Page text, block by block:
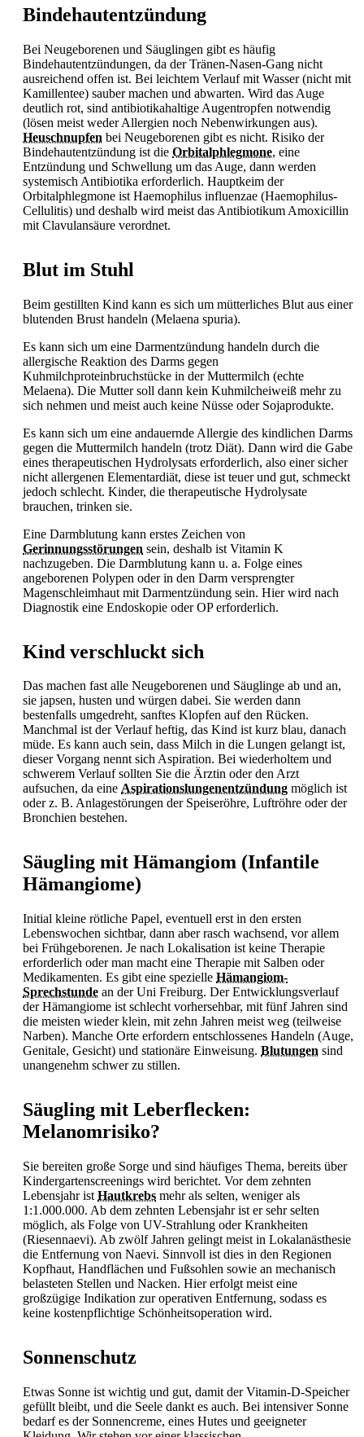
Bindehautentzündung
Bei Neugeborenen und Säuglingen gibt es häufig
Bindehautentzündungen, da der Tränen-Nasen-Gang nicht
ausreichend offen ist. Bei leichtem Verlauf mit Wasser (nicht mit
Kamillentee) sauber machen und abwarten. Wird das Auge
deutlich rot, sind antibiotikahaltige Augentropfen notwendig
(lösen meist weder Allergien noch Nebenwirkungen aus).
Heuschnupfen bei Neugeborenen gibt es nicht. Risiko der
Bindehautentzündung ist die Orbitalphlegmone, eine
Entzündung und Schwellung um das Auge, dann werden
systemisch Antibiotika erforderlich. Hauptkeim der
Orbitalphlegmone ist Haemophilus influenzae (Haemophilus-
Cellulitis) und deshalb wird meist das Antibiotikum Amoxicillin
mit Clavulansäure verordnet.
Blut im Stuhl
Beim gestillten Kind kann es sich um mütterliches Blut aus einer
blutenden Brust handeln (Melaena spuria).
Es kann sich um eine Darmentzündung handeln durch die
allergische Reaktion des Darms gegen
Kuhmilchproteinbruchstücke in der Muttermilch (echte
Melaena). Die Mutter soll dann kein Kuhmilcheiweiß mehr zu
sich nehmen und meist auch keine Nüsse oder Sojaprodukte.
Es kann sich um eine andauernde Allergie des kindlichen Darms
gegen die Muttermilch handeln (trotz Diät). Dann wird die Gabe
eines therapeutischen Hydrolysats erforderlich, also einer sicher
nicht allergenen Elementardiät, diese ist teuer und gut, schmeckt
jedoch schlecht. Kinder, die therapeutische Hydrolysate
brauchen, trinken sie.
Eine Darmblutung kann erstes Zeichen von
Gerinnungsstörungen sein, deshalb ist Vitamin K
nachzugeben. Die Darmblutung kann u. a. Folge eines
angeborenen Polypen oder in den Darm versprengter
Magenschleimhaut mit Darmentzündung sein. Hier wird nach
Diagnostik eine Endoskopie oder OP erforderlich.
Kind verschluckt sich
Das machen fast alle Neugeborenen und Säuglinge ab und an,
sie japsen, husten und würgen dabei. Sie werden dann
bestenfalls umgedreht, sanftes Klopfen auf den Rücken.
Manchmal ist der Verlauf heftig, das Kind ist kurz blau, danach
müde. Es kann auch sein, dass Milch in die Lungen gelangt ist,
dieser Vorgang nennt sich Aspiration. Bei wiederholtem und
schwerem Verlauf sollten Sie die Ärztin oder den Arzt
aufsuchen, da eine Aspirationslungenentzündung möglich ist
oder z. B. Anlagestörungen der Speiseröhre, Luftröhre oder der
Bronchien bestehen.
Säugling mit Hämangiom (Infantile
Hämangiome)
Initial kleine rötliche Papel, eventuell erst in den ersten
Lebenswochen sichtbar, dann aber rasch wachsend, vor allem
bei Frühgeborenen. Je nach Lokalisation ist keine Therapie
erforderlich oder man macht eine Therapie mit Salben oder
Medikamenten. Es gibt eine spezielle Hämangiom-
Sprechstunde an der Uni Freiburg. Der Entwicklungsverlauf
der Hämangiome ist schlecht vorhersehbar, mit fünf Jahren sind
die meisten wieder klein, mit zehn Jahren meist weg (teilweise
Narben). Manche Orte erfordern entschlossenes Handeln (Auge,
Genitale, Gesicht) und stationäre Einweisung. Blutungen sind
unangenehm schwer zu stillen.
Säugling mit Leberflecken:
Melanomrisiko?
Sie bereiten große Sorge und sind häufiges Thema, bereits über
Kindergartenscreenings wird berichtet. Vor dem zehnten
Lebensjahr ist Hautkrebs mehr als selten, weniger als
1:1.000.000. Ab dem zehnten Lebensjahr ist er sehr selten
möglich, als Folge von UV-Strahlung oder Krankheiten
(Riesennaevi). Ab zwölf Jahren gelingt meist in Lokalanästhesie
die Entfernung von Naevi. Sinnvoll ist dies in den Regionen
Kopfhaut, Handflächen und Fußsohlen sowie an mechanisch
belasteten Stellen und Nacken. Hier erfolgt meist eine
großzügige Indikation zur operativen Entfernung, sodass es
keine kostenpflichtige Schönheitsoperation wird.
Sonnenschutz
Etwas Sonne ist wichtig und gut, damit der Vitamin-D-Speicher
gefüllt bleibt, und die Seele dankt es auch. Bei intensiver Sonne
bedarf es der Sonnencreme, eines Hutes und geeigneter